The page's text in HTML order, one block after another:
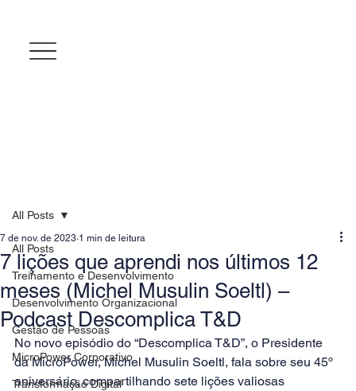
All Posts
Treinamento e Desenvolvimento
Desenvolvimento Organizacional
Gestão de Pessoas
MicroPower Corporativo
Transformação Digital
All Posts
7 lições que aprendi nos últimos 12
meses (Michel Musulin Soeltl) –
Podcast Descomplica T&D
7 de nov. de 2023 1 min de leitura
No novo episódio do “Descomplica T&D”, o Presidente
da MicroPower, Michel Musulin Soeltl, fala sobre seu 45º
aniversário, compartilhando sete lições valiosas